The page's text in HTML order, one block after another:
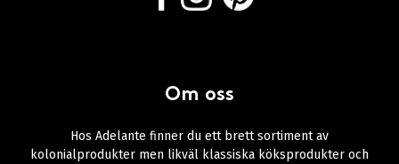
Om oss
Hos Adelante finner du ett brett sortiment av
kolonialprodukter men likväl klassiska köksprodukter och